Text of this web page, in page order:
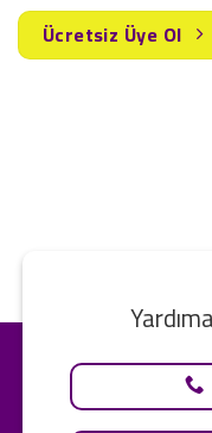
Ücretsiz Üye Ol